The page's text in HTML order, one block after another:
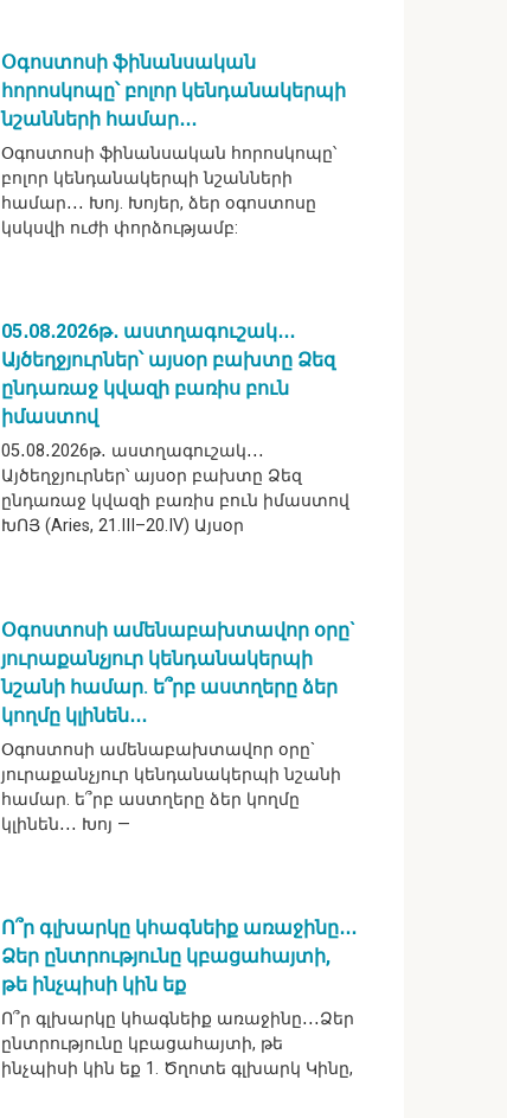
Օգոստոսի ֆինանսական
հորոսկոպը՝ բոլոր կենդանակերպի
նշանների համար․․․
Օգոստոսի ֆինանսական հորոսկոպը՝
բոլոր կենդանակերպի նշանների
համար․․․ Խոյ. Խոյեր, ձեր օգոստոսը
կսկսվի ուժի փորձությամբ:
05․08․2026թ․ աստղագուշակ․․․
Այծեղջյուրներ՝ այսօր բախտը Ձեզ
ընդառաջ կվազի բառիս բուն
իմաստով
05․08․2026թ․ աստղագուշակ․․․
Այծեղջյուրներ՝ այսօր բախտը Ձեզ
ընդառաջ կվազի բառիս բուն իմաստով
ԽՈՅ (Aries, 21.III–20.IV) Այսօր
Օգոստոսի ամենաբախտավոր օրը`
յուրաքանչյուր կենդանակերպի
նշանի համար. ե՞րբ աստղերը ձեր
կողմը կլինեն․․․
Օգոստոսի ամենաբախտավոր օրը`
յուրաքանչյուր կենդանակերպի նշանի
համար. ե՞րբ աստղերը ձեր կողմը
կլինեն․․․ Խոյ —
Ո՞ր գլխարկը կհագնեիք առաջինը․․․
Ձեր ընտրությունը կբացահայտի,
թե ինչպիսի կին եք
Ո՞ր գլխարկը կհագնեիք առաջինը․․․Ձեր
ընտրությունը կբացահայտի, թե
ինչպիսի կին եք 1. Ծղոտե գլխարկ Կինը,